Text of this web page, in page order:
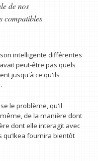
de nos
compatibles
intelligente différentes
peut-être pas quels
jusqu'à ce qu'ils
le problème, qu'il
de la manière dont
dont elle interagit avec
fournira bientôt